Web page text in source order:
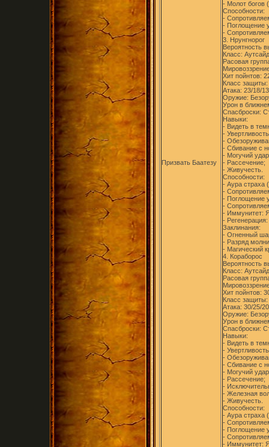
Призвать Баатезу
- Молот богов
Способности:
-
- Поглощение
-
3. Нрунгнорог
Вероятность
Класс:
Расовая
Хит пойнтов:
Класс защиты:
Атака: 23/18/13
Оружие:
Урон в
Спасброски:
Навыки:
- Видеть в
-
-
- Сбивание с
- Могучий
- Рассечение;
- Живучесть.
Способности:
- Аура страха
-
- Поглощение
-
- Иммунитет:
-
Заклинания:
- Огненный
- Разряд
- Магический
4. Кораборос
Вероятность
Класс:
Расовая
Хит пойнтов:
Класс защиты:
Атака: 30/25/
Оружие:
Урон в
Спасброски:
Навыки:
- Видеть в
-
-
- Сбивание с
- Могучий
- Рассечение;
-
- Железная
- Живучесть.
Способности:
- Аура страха
-
- Поглощение
-
- Иммунитет: